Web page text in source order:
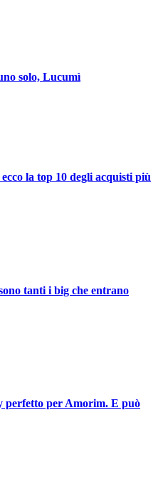
solo, Lucumì
la top 10 degli acquisti più
tanti i big che entrano
perfetto per Amorim. E può